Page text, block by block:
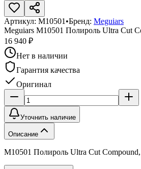
Артикул: M10501 •Бренд: Meguiars
Meguiars M10501 Полироль Ultra Cut
16 940 ₽
Нет в наличии
Гарантия качества
Оригинал
Уточнить наличие
Описание
M10501 Полироль Ultra Cut